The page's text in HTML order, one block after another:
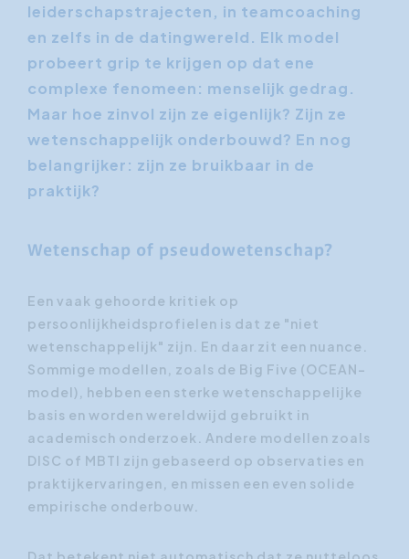
leiderschapstrajecten, in teamcoaching
en zelfs in de datingwereld. Elk model
probeert grip te krijgen op dat ene
complexe fenomeen: menselijk gedrag.
Maar hoe zinvol zijn ze eigenlijk? Zijn ze
wetenschappelijk onderbouwd? En nog
belangrijker: zijn ze bruikbaar in de
praktijk?
Wetenschap of pseudowetenschap?
Een vaak gehoorde kritiek op
persoonlijkheidsprofielen is dat ze "niet
wetenschappelijk" zijn. En daar zit een nuance.
Sommige modellen, zoals de Big Five (OCEAN-
model), hebben een sterke wetenschappelijke
basis en worden wereldwijd gebruikt in
academisch onderzoek. Andere modellen zoals
DISC of MBTI zijn gebaseerd op observaties en
praktijkervaringen, en missen een even solide
empirische onderbouw.